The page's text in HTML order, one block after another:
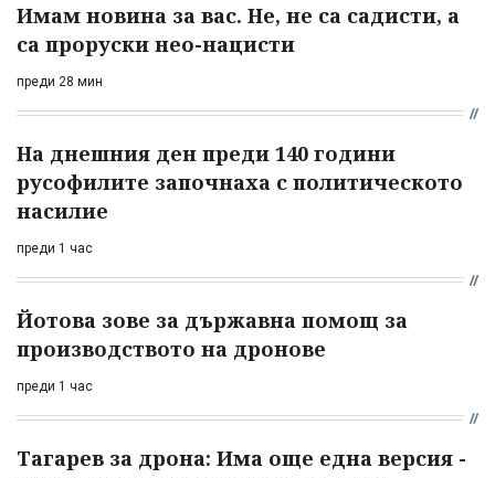
Имам новина за вас. Не, не са садисти, а
са проруски нео-нацисти
преди 28 мин
На днешния ден преди 140 години
русофилите започнаха с политическото
насилие
преди 1 час
Йотова зове за държавна помощ за
производството на дронове
преди 1 час
Тагарев за дрона: Има още една версия -